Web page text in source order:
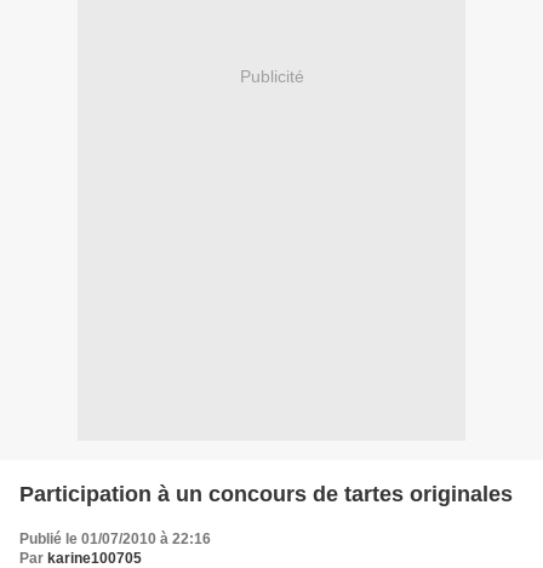
Publicité
Participation à un concours de tartes originales
Publié le 01/07/2010 à 22:16
Par karine100705